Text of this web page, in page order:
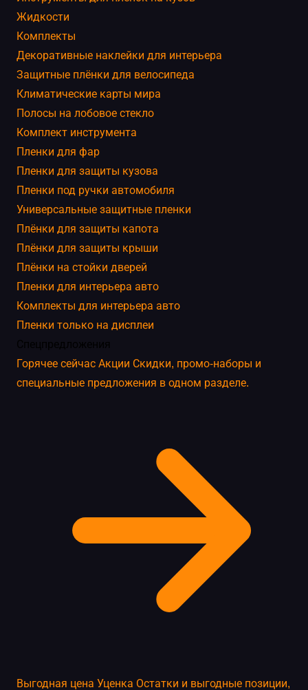
Жидкости
Комплекты
Декоративные наклейки для интерьера
Защитные плёнки для велосипеда
Климатические карты мира
Полосы на лобовое стекло
Комплект инструмента
Пленки для фар
Пленки для защиты кузова
Пленки под ручки автомобиля
Универсальные защитные пленки
Плёнки для защиты капота
Плёнки для защиты крыши
Плёнки на стойки дверей
Пленки для интерьера авто
Комплекты для интерьера авто
Пленки только на дисплеи
Горячее сейчас Акции Скидки, промо-наборы и
специальные предложения в одном разделе.
Выгодная цена Уценка Остатки и выгодные позиции,